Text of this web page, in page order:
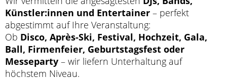
Künstler:innen und Entertainer – perfekt
abgestimmt auf Ihre Veranstaltung:
Ob Disco, Après-Ski, Festival, Hochzeit, Gala,
Ball, Firmenfeier, Geburtstagsfest oder
Messeparty – wir liefern Unterhaltung auf
höchstem Niveau.